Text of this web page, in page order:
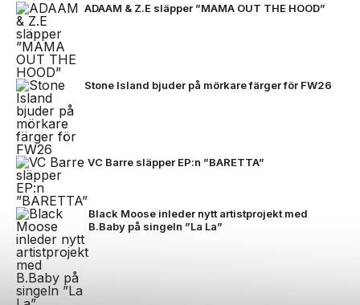
ADAAM & Z.E släpper ”MAMA OUT THE HOOD”
Stone Island bjuder på mörkare färger för FW26
VC Barre släpper EP:n ”BARETTA”
Black Moose inleder nytt artistprojekt med
B.Baby på singeln ”La La”